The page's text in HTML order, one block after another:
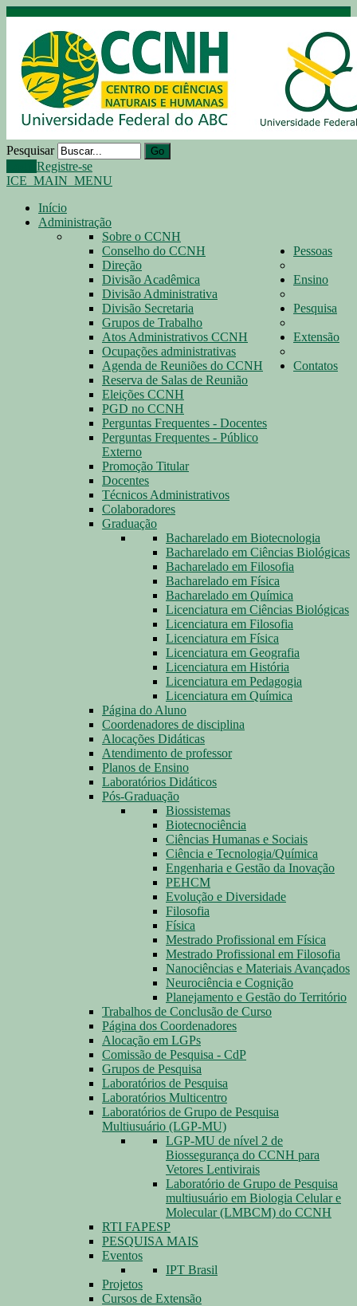
Pesquisar Go
Registre-se
ICE_MAIN_MENU
Início
Administração
Sobre o CCNH
Conselho do CCNH
Direção
Divisão Acadêmica
Divisão Administrativa
Divisão Secretaria
Grupos de Trabalho
Atos Administrativos CCNH
Ocupações administrativas
Agenda de Reuniões do CCNH
Reserva de Salas de Reunião
Eleições CCNH
PGD no CCNH
Perguntas Frequentes - Docentes
Perguntas Frequentes - Público
Externo
Promoção Titular
Pessoas
Docentes
Técnicos Administrativos
Colaboradores
Ensino
Graduação
Bacharelado em Biotecnologia
Bacharelado em Ciências Biológicas
Bacharelado em Filosofia
Bacharelado em Física
Bacharelado em Química
Licenciatura em Ciências Biológicas
Licenciatura em Filosofia
Licenciatura em Física
Licenciatura em Geografia
Licenciatura em História
Licenciatura em Pedagogia
Licenciatura em Química
Página do Aluno
Coordenadores de disciplina
Alocações Didáticas
Atendimento de professor
Planos de Ensino
Laboratórios Didáticos
Pós-Graduação
Biossistemas
Biotecnociência
Ciências Humanas e Sociais
Ciência e Tecnologia/Química
Engenharia e Gestão da Inovação
PEHCM
Evolução e Diversidade
Filosofia
Física
Mestrado Profissional em Física
Mestrado Profissional em Filosofia
Nanociências e Materiais Avançados
Neurociência e Cognição
Planejamento e Gestão do Território
Trabalhos de Conclusão de Curso
Página dos Coordenadores
Pesquisa
Alocação em LGPs
Comissão de Pesquisa - CdP
Grupos de Pesquisa
Laboratórios de Pesquisa
Laboratórios Multicentro
Laboratórios de Grupo de Pesquisa
Multiusuário (LGP-MU)
LGP-MU de nível 2 de
Biossegurança do CCNH para
Vetores Lentivirais
Laboratório de Grupo de Pesquisa
multiusuário em Biologia Celular e
Molecular (LMBCM) do CCNH
RTI FAPESP
PESQUISA MAIS
Extensão
Eventos
IPT Brasil
Projetos
Cursos de Extensão
Contatos